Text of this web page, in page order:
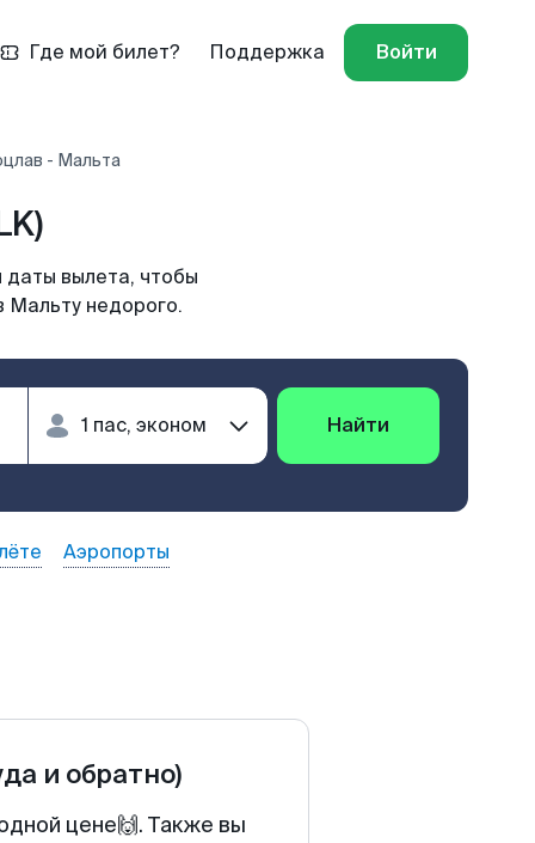
Где мой билет? Поддержка Войти
- Мальта
вылета, чтобы
Мальту недорого.
Найти
Аэропорты
и обратно)
цене🙌. Также вы